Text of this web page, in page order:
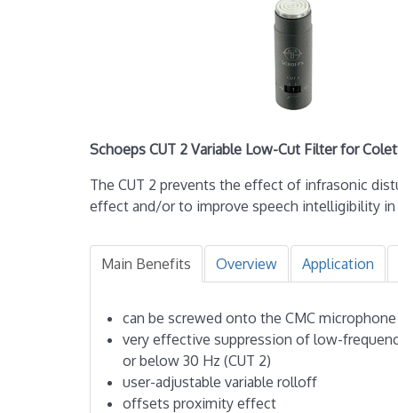
Schoeps CUT 2 Variable Low-Cut Filter for
The CUT 2 prevents the effect of infrasonic
effect and/or to improve speech intelligibility
Main Benefits Overview Application
can be screwed onto the CMC
very effective suppression of low-
or below 30 Hz (CUT 2)
user-adjustable variable rolloff
offsets proximity effect